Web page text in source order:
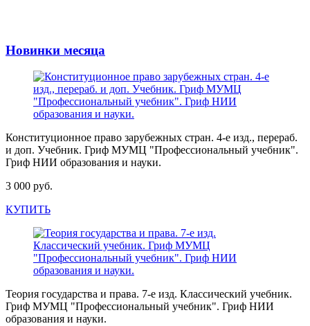
Новинки месяца
Конституционное право зарубежных стран. 4-е изд., перераб.
и доп. Учебник. Гриф МУМЦ "Профессиональный учебник".
Гриф НИИ образования и науки.
3 000 руб.
КУПИТЬ
Теория государства и права. 7-е изд. Классический учебник.
Гриф МУМЦ "Профессиональный учебник". Гриф НИИ
образования и науки.